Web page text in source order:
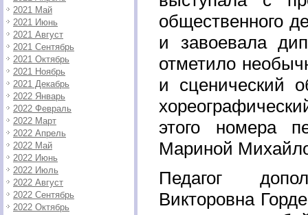
2021 Май
2021 Июнь
2021 Август
2021 Сентябрь
2021 Октябрь
2021 Ноябрь
2021 Декабрь
2022 Январь
2022 Февраль
2022 Март
2022 Апрель
2022 Май
2022 Июнь
2022 Июль
2022 Август
2022 Сентябрь
2022 Октябрь
общественного
и завоевала
отметило
и сценический
этого номера
Мариной
Педагог
Викторовна